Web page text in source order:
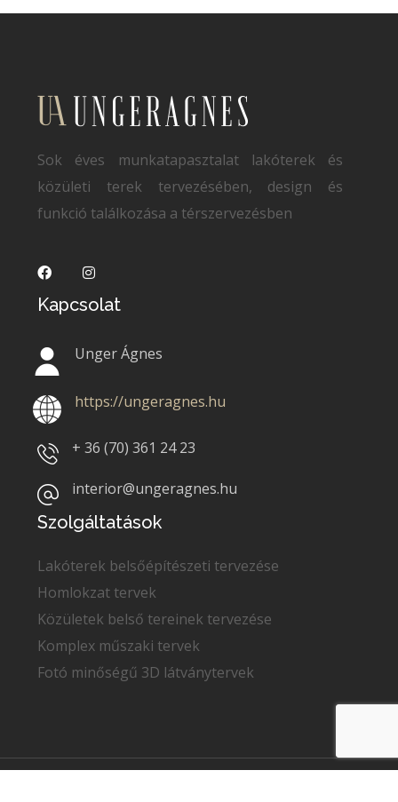
Sok éves munkatapasztalat lakóterek és
közületi terek tervezésében, design és
funkció találkozása a térszervezésben
Kapcsolat
Unger Ágnes
https://ungeragnes.hu
+ 36 (70)361 24 23
interior@ungeragnes.hu
Szolgáltatások
Lakóterek belsőépítészeti tervezése
Homlokzat tervek
Közületek belső tereinek tervezése
Komplex műszaki tervek
Fotó minőségű 3D látványtervek